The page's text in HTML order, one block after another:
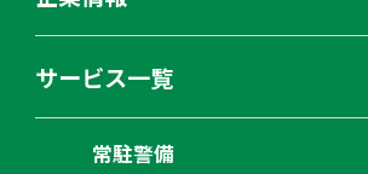
サービス一覧
常駐警備